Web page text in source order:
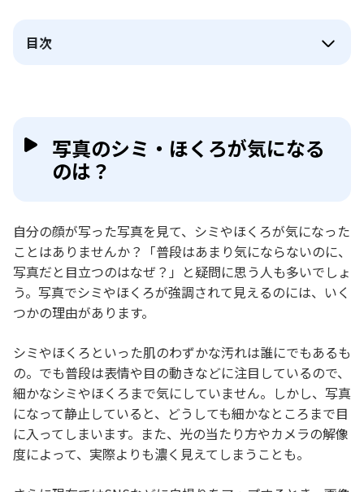
目次
写真のシミ・ほくろが気になる
のは？
自分の顔が写った写真を見て、シミやほくろが気になった
ことはありませんか？「普段はあまり気にならないのに、
写真だと目立つのはなぜ？」と疑問に思う人も多いでしょ
う。写真でシミやほくろが強調されて見えるのには、いく
つかの理由があります。
シミやほくろといった肌のわずかな汚れは誰にでもあるも
の。でも普段は表情や目の動きなどに注目しているので、
細かなシミやほくろまで気にしていません。しかし、写真
になって静止していると、どうしても細かなところまで目
に入ってしまいます。また、光の当たり方やカメラの解像
度によって、実際よりも濃く見えてしまうことも。